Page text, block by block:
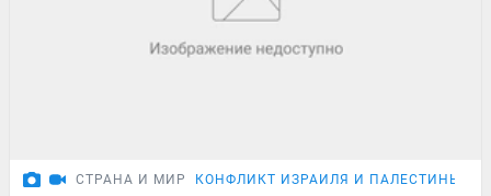
СТРАНА И МИР КОНФЛИКТ ИЗРАИЛЯ И ПАЛЕСТИНЫ